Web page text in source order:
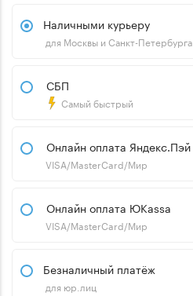
Наличными курьеру
для Москвы и Санкт-Петербурга
СБП
Самый быстрый
Онлайн оплата Яндекс.Пэй
VISA/MasterCard/Мир
Онлайн оплата ЮKassa
VISA/MasterCard/Мир
Безналичный платёж
для юр.лиц